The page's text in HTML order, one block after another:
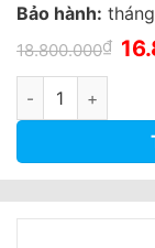
Bảo hành: tháng
18.800.000₫ Giá
gốc
Quầy Lễ Tân